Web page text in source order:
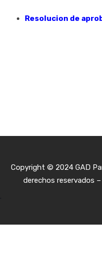
Resolucion de
Copyright © 2024 GAD
derechos reservados
.